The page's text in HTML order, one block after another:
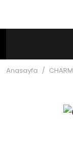
Anasayfa CHARM